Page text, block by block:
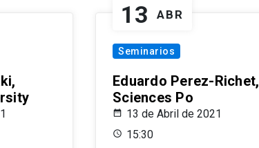
13 ABR
Seminarios
Eduardo Perez-Richet,
Sciences Po
13 de Abril de 2021
15:30